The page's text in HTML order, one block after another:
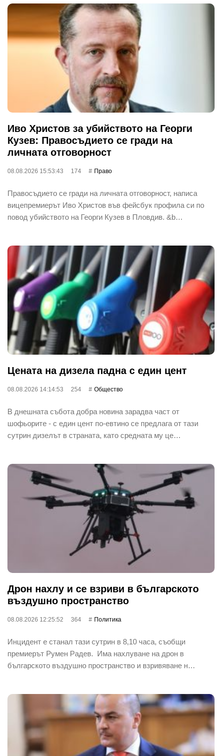
Иво Христов за убийството на Георги
Кузев: Правосъдието се гради на
личната отговорност
08.08.2026 15:53:43 174 Право
Правосъдието се гради на личната отговорност, написа
вицепремиерът Иво Христов във фейсбук профила си по
повод убийството на Георги Кузев в Пловдив. &b…
Цената на дизела падна с един цент
08.08.2026 14:14:53 254 Общество
В днешната събота добра новина зарадва част от
шофьорите - с един цент по-евтино се предлага от тази
сутрин дизелът в страната, като средната му це…
Дрон нахлу и се взриви в българското
въздушно пространство
08.08.2026 12:25:52 364 Политика
Инцидент е станал тази сутрин в 8,10 часа, съобщи
премиерът Румен Радев. Има нахлуване на дрон в
българското въздушно пространство и взривяване н…